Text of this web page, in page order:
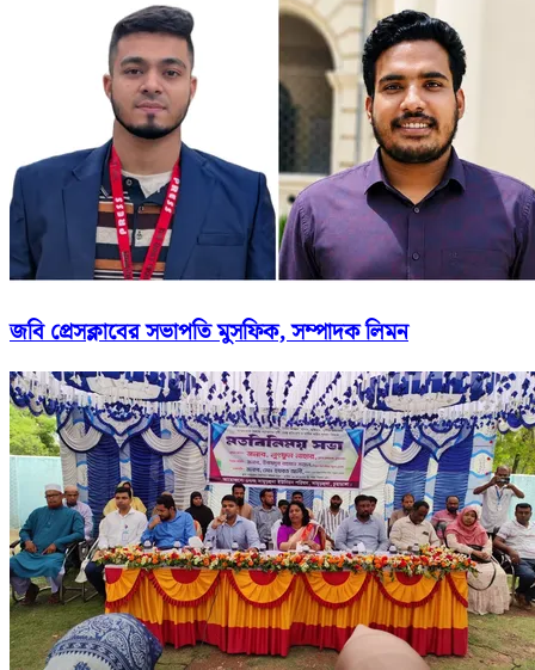
জ‌বি প্রেসক্লা‌বের সভাপ‌তি মুস‌ফিক, সম্পাদক লিমন